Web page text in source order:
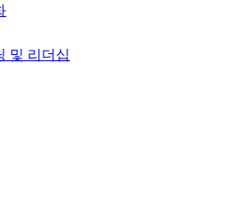
및 리더십